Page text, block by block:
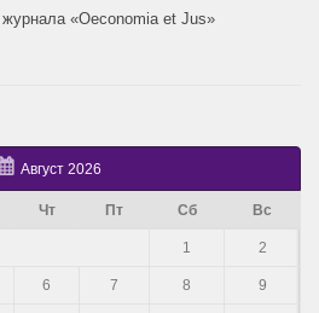
«Oeconomia et Jus»
Август 2026
Чт Пт Сб Вс
1 2
6 7 8 9